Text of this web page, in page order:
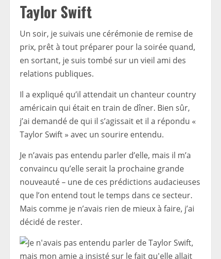
Taylor Swift
Un soir, je suivais une cérémonie de remise de
prix, prêt à tout préparer pour la soirée quand,
en sortant, je suis tombé sur un vieil ami des
relations publiques.
Il a expliqué qu’il attendait un chanteur country
américain qui était en train de dîner. Bien sûr,
j’ai demandé de qui il s’agissait et il a répondu «
Taylor Swift » avec un sourire entendu.
Je n’avais pas entendu parler d’elle, mais il m’a
convaincu qu’elle serait la prochaine grande
nouveauté – une de ces prédictions audacieuses
que l’on entend tout le temps dans ce secteur.
Mais comme je n’avais rien de mieux à faire, j’ai
décidé de rester.